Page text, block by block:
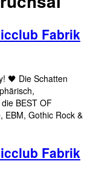
Fabrik
🖤 Die Schatten
BEST OF
EBM, Gothic Rock &
Fabrik